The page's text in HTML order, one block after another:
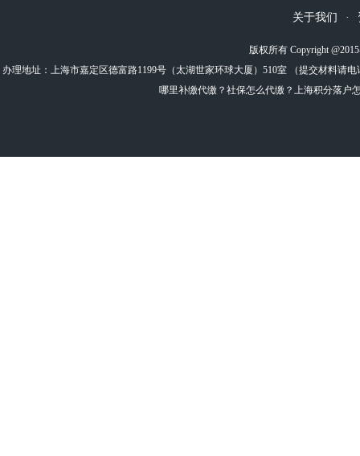
关于我们 ·
版权所有 Copyright
办理地址：上海市嘉定区德富路1199号（太湖世家环球大厦）510室 （提交材料请电
哪里补缴代缴？社保怎么代缴？上海积分落户